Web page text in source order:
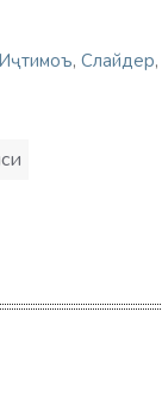
Иҷтимоъ, Слайдер,